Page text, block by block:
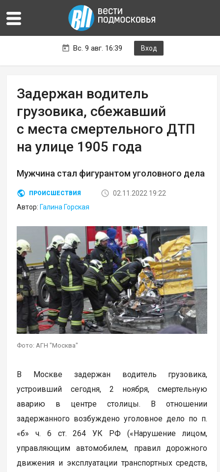
Вс. 9 авг. 16:39 Вход
Задержан водитель
грузовика, сбежавший
с места смертельного ДТП
на улице 1905 года
Мужчина стал фигурантом уголовного дела
ПРОИСШЕСТВИЯ
02.11.2022 19:22
Автор: Галина Горская
Фото: АГН "Москва"
В Москве задержан водитель грузовика,
устроивший сегодня, 2 ноября, смертельную
аварию в центре столицы. В отношении
задержанного возбуждено уголовное дело по п.
«б» ч. 6 ст. 264 УК РФ («Нарушение лицом,
управляющим автомобилем, правил дорожного
движения и эксплуатации транспортных средств,